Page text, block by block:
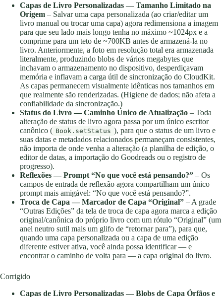
Capas de Livro Personalizadas — Tamanho Limitado na
Origem – Salvar uma capa personalizada (ao criar/editar um
livro manual ou trocar uma capa) agora redimensiona a imagem
para que seu lado mais longo tenha no máximo ~1024px e a
comprime para um teto de ~700KB antes de armazená-la no
livro. Anteriormente, a foto em resolução total era armazenada
literalmente, produzindo blobs de vários megabytes que
inchavam o armazenamento no dispositivo, desperdiçavam
memória e inflavam a carga útil de sincronização do CloudKit.
As capas permanecem visualmente idênticas nos tamanhos em
que realmente são renderizadas. (Higiene de dados; não afeta a
confiabilidade da sincronização.)
Status do Livro — Caminho Único de Atualização – Toda
alteração de status de livro agora passa por um único escritor
canônico ( Book.setStatus ), para que o status de um livro e
suas datas e metadados relacionados permaneçam consistentes,
não importa de onde venha a alteração (a planilha de edição, o
editor de datas, a importação do Goodreads ou o registro de
progresso).
Reflexões — Prompt “No que você está pensando?” – Os
campos de entrada de reflexão agora compartilham um único
prompt mais amigável: “No que você está pensando?”.
Troca de Capa — Marcador de Capa “Original” – A grade
“Outras Edições” da tela de troca de capa agora marca a edição
original/canônica do próprio livro com um rótulo “Original” (um
anel neutro sutil mais um glifo de “retornar para”), para que,
quando uma capa personalizada ou a capa de uma edição
diferente estiver ativa, você ainda possa identificar — e
encontrar o caminho de volta para — a capa original do livro.
Corrigido
Capas de Livro Personalizadas — Blobs de Capa Órfãos e